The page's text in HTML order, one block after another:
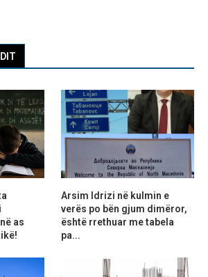
as
Arsim Idrizi në kulmin e
verës po bën gjum dimëror,
është rrethuar me tabela
pa...